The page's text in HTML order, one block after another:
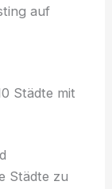
auf
Städte mit
Städte zu